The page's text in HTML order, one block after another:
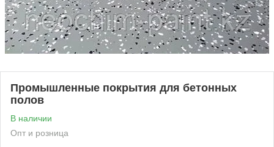
Промышленные покрытия для бетонных
полов
В наличии
Опт и розница